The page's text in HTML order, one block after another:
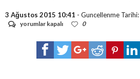
3 Ağustos 2015 10:41 - Guncellenme Tarihi:
Ataevler
yorumlar kapalı 0